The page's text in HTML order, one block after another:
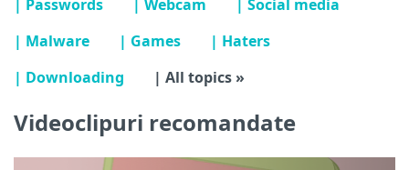
| Passwords
| Webcam
| Social media
| Malware
| Games
| Haters
| Downloading
| All topics »
Videoclipuri recomandate